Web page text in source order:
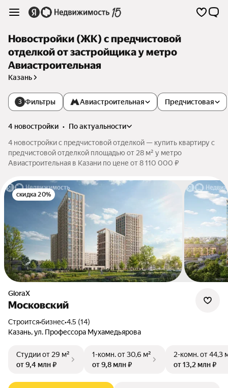
Новостройки (ЖК) с предчистовой
отделкой от застройщика у метро
Авиастроительная
Казань
3 Фильтры Авиастроительная Предчистовая
4 новостройки •
по актуальности
4 новостройки с предчистовой отделкой — купить квартиру с
предчистовой отделкой площадью от 28 м² у метро
Авиастроительная в Казани по цене от 8 110 000 ₽
скидка 20%
GloraX
Московский
Строится•бизнес•4.5 (14)
Казань, ул. Профессора Мухамедьярова
Студииот 29 м²
от 9,4 млн ₽
1-комн.от 30,6 м²
от 9,8 млн ₽
2-комн.от 44,3
от 13,2 млн ₽